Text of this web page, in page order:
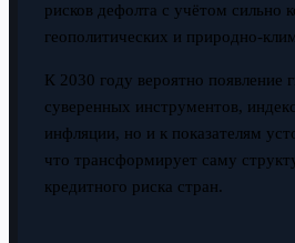
рисков дефолта с учётом сильно
геополитических и природно-
К 2030 году вероятно появление
суверенных инструментов,
инфляции, но и к показателям
что трансформирует саму
кредитного риска стран.